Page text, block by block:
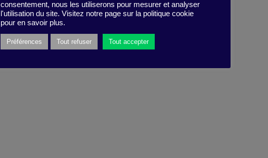
consentement, nous les utiliserons pour mesurer et analyser
l'utilisation du site. Visitez notre page sur la politique cookie
pour en savoir plus.
Préférences Tout refuser Tout accepter